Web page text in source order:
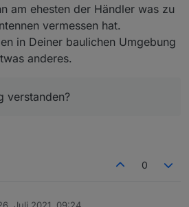
am ehesten der Händler was zu
vermessen hat.
in Deiner baulichen Umgebung
anderes.
verstanden?
0